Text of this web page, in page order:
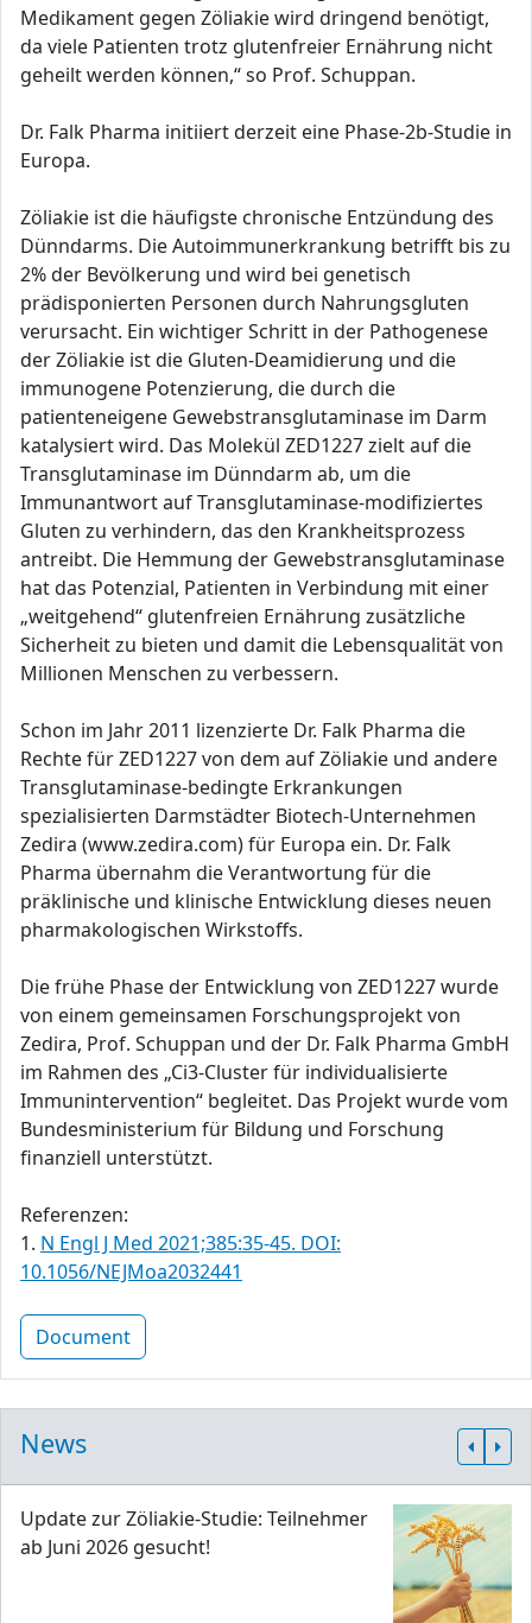
Medikament gegen Zöliakie wird dringend benötigt,
da viele Patienten trotz glutenfreier Ernährung nicht
geheilt werden können,“ so Prof. Schuppan.
Dr. Falk Pharma initiiert derzeit eine Phase-2b-Studie in
Europa.
Zöliakie ist die häufigste chronische Entzündung des
Dünndarms. Die Autoimmunerkrankung betrifft bis zu
2% der Bevölkerung und wird bei genetisch
prädisponierten Personen durch Nahrungsgluten
verursacht. Ein wichtiger Schritt in der Pathogenese
der Zöliakie ist die Gluten-Deamidierung und die
immunogene Potenzierung, die durch die
patienteneigene Gewebstransglutaminase im Darm
katalysiert wird. Das Molekül ZED1227 zielt auf die
Transglutaminase im Dünndarm ab, um die
Immunantwort auf Transglutaminase-modifiziertes
Gluten zu verhindern, das den Krankheitsprozess
antreibt. Die Hemmung der Gewebstransglutaminase
hat das Potenzial, Patienten in Verbindung mit einer
„weitgehend“ glutenfreien Ernährung zusätzliche
Sicherheit zu bieten und damit die Lebensqualität von
Millionen Menschen zu verbessern.
Schon im Jahr 2011 lizenzierte Dr. Falk Pharma die
Rechte für ZED1227 von dem auf Zöliakie und andere
Transglutaminase-bedingte Erkrankungen
spezialisierten Darmstädter Biotech-Unternehmen
Zedira (www.zedira.com) für Europa ein. Dr. Falk
Pharma übernahm die Verantwortung für die
präklinische und klinische Entwicklung dieses neuen
pharmakologischen Wirkstoffs.
Die frühe Phase der Entwicklung von ZED1227 wurde
von einem gemeinsamen Forschungsprojekt von
Zedira, Prof. Schuppan und der Dr. Falk Pharma GmbH
im Rahmen des „Ci3-Cluster für individualisierte
Immunintervention“ begleitet. Das Projekt wurde vom
Bundesministerium für Bildung und Forschung
finanziell unterstützt.
Referenzen:
1. N Engl J Med 2021;385:35-45. DOI:
10.1056/NEJMoa2032441
Document
News
Update zur Zöliakie-Studie: Teilnehmer
ab Juni 2026 gesucht!